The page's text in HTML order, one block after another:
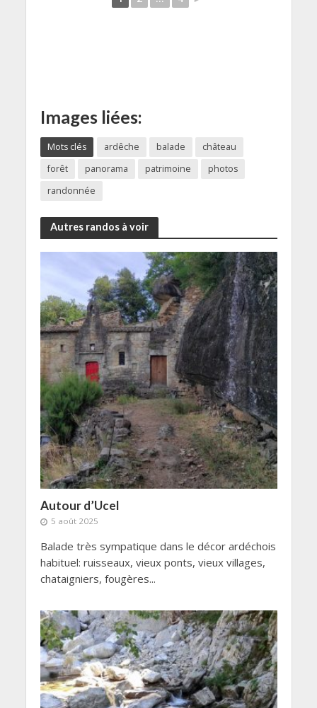
Images liées:
Mots clés ardêche balade
château
forêt
panorama patrimoine
photos
randonnée
Autres randos à voir
Autour d’Ucel
5 août 2025
Balade très sympatique dans le décor ardéchois
habituel: ruisseaux, vieux ponts, vieux villages,
chataigniers, fougères...